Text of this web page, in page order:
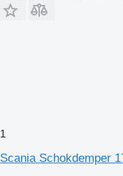
1
Scania Schokdemper